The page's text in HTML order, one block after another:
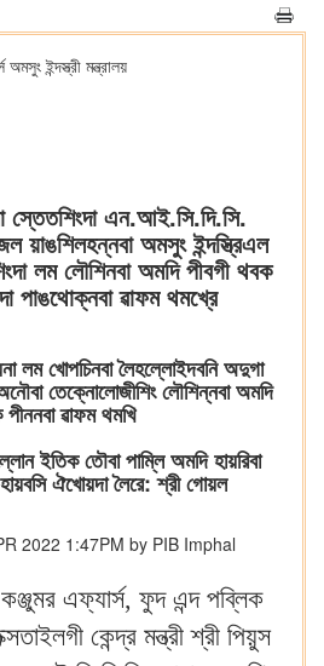
অমসুং ইন্দস্ত্রী মন্ত্রালয়
স্তেতশিংদা এন.আই.সি.দি.সি.
য়াঙশিলহন্নবা অমসুং ইন্দস্ত্রিএল
লম লৌশিনবা অমদি পীবগী থবক
পাঙথোক্নবা ৱাফম থমখ্রে
লম খোপচিনবা লৈহল্লোইদবনি অদুগা
তেক্নোলোজীশিং লৌশিন্নবা অমদি
ৱাফম থমখি
ইতিক তৌবা পাম্লি অমদি হায়রিবা
ঐখোয়দা লৈরে: শ্রী গোয়ল
2022 1:47PM by PIB Imphal
কঞ্জুমর এফ্যার্স, ফুদ এন্দ পব্লিক
কেন্দ্র মন্ত্রী শ্রী পিয়ুস